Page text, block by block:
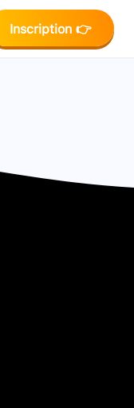
Inscription 👉